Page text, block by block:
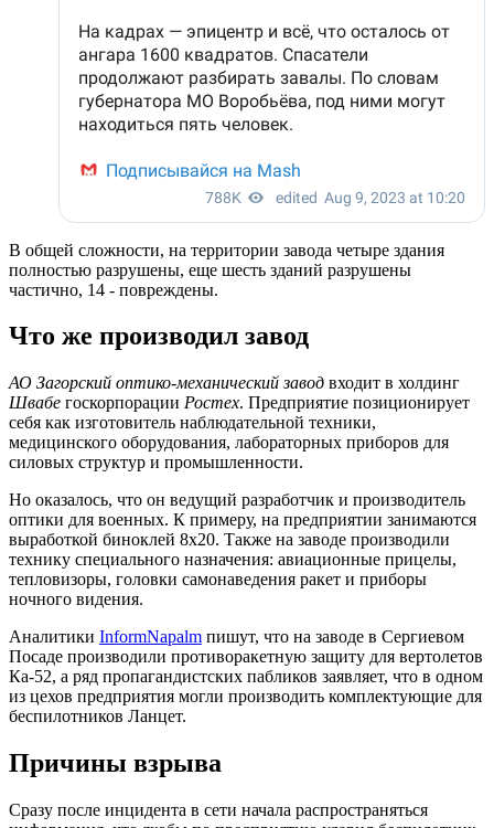
В общей сложности, на территории завода четыре здания
полностью разрушены, еще шесть зданий разрушены
частично, 14 - повреждены.
Что же производил завод
АО Загорский оптико-механический завод входит в холдинг
Швабе госкорпорации Ростех. Предприятие позиционирует
себя как изготовитель наблюдательной техники,
медицинского оборудования, лабораторных приборов для
силовых структур и промышленности.
Но оказалось, что он ведущий разработчик и производитель
оптики для военных. К примеру, на предприятии занимаются
выработкой биноклей 8х20. Также на заводе производили
технику специального назначения: авиационные прицелы,
тепловизоры, головки самонаведения ракет и приборы
ночного видения.
Аналитики InformNapalm пишут, что на заводе в Сергиевом
Посаде производили противоракетную защиту для вертолетов
Ка-52, а ряд пропагандистских пабликов заявляет, что в одном
из цехов предприятия могли производить комплектующие для
беспилотников Ланцет.
Причины взрыва
Сразу после инцидента в сети начала распространяться